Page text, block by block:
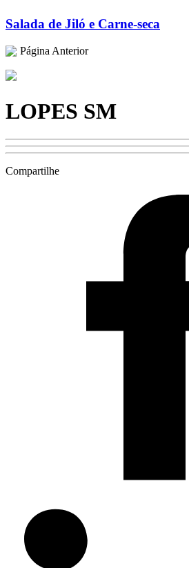
Salada de Jiló e Carne-seca
Página Anterior
LOPES SM
Compartilhe